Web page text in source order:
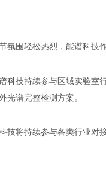
氛围轻松热烈，能谱科技
科技持续参与区域实验室
光谱完整检测方案。
技将持续参与各类行业对